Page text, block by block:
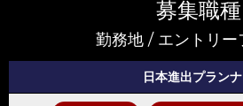
募集職種
勤務地 / エントリー
日本進出プラン